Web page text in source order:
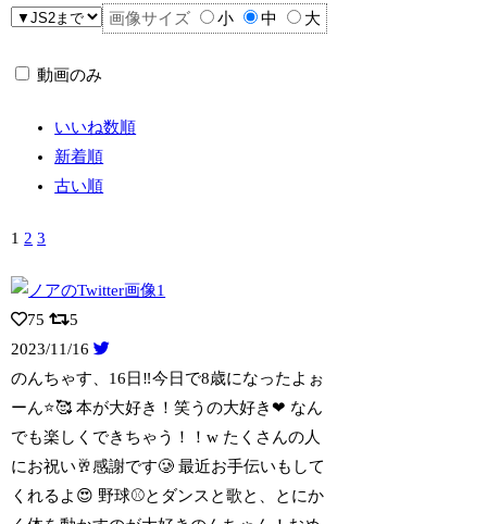
画像サイズ 小 中 大
動画のみ
いいね数順
新着順
古い順
1 2 3
75
5
2023/11/16
のんちゃす、16日‼️今日で8歳になったよぉ
ーん⭐️🥰 本が大好き！笑うの大好き❤ なん
でも楽しくできちゃう！！w たくさんの人
にお祝い🥂感謝です🥲 最近お手伝いもして
くれるよ😍 野球⚾️とダンスと歌と、とにか